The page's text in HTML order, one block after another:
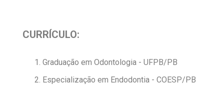
CURRÍCULO:
Graduação em Odontologia - UFPB/PB
Especialização em Endodontia - COESP/PB